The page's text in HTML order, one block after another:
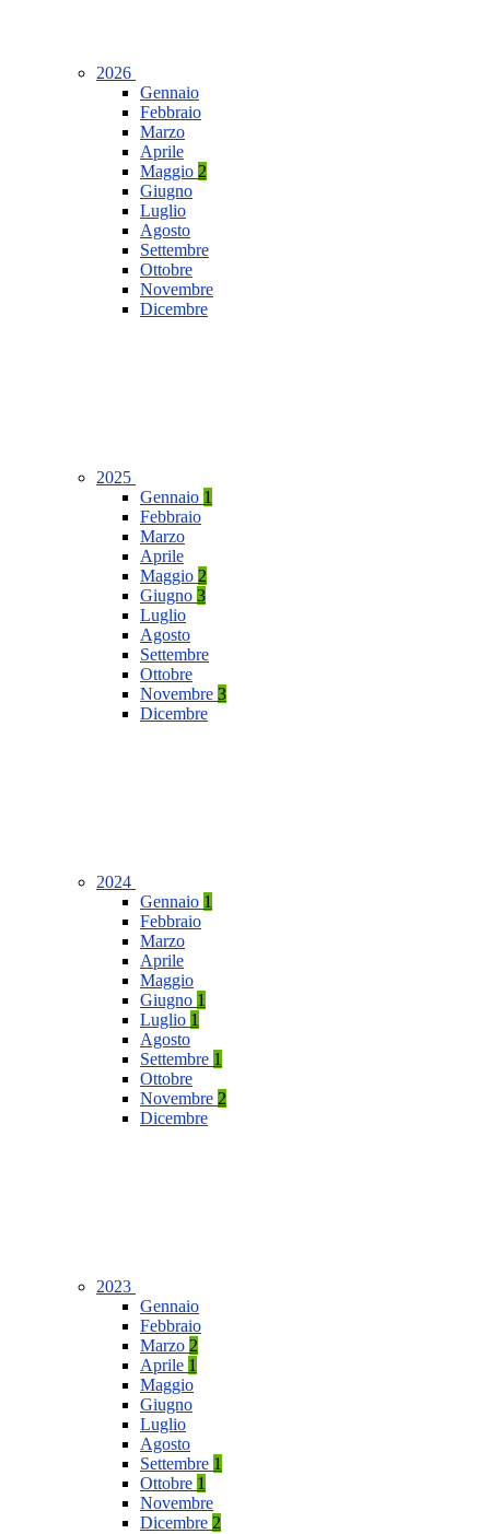
2026
Gennaio
Febbraio
Marzo
Aprile
Maggio 2
Giugno
Luglio
Agosto
Settembre
Ottobre
Novembre
Dicembre
2025
Gennaio 1
Febbraio
Marzo
Aprile
Maggio 2
Giugno 3
Luglio
Agosto
Settembre
Ottobre
Novembre 3
Dicembre
2024
Gennaio 1
Febbraio
Marzo
Aprile
Maggio
Giugno 1
Luglio 1
Agosto
Settembre 1
Ottobre
Novembre 2
Dicembre
2023
Gennaio
Febbraio
Marzo 2
Aprile 1
Maggio
Giugno
Luglio
Agosto
Settembre 1
Ottobre 1
Novembre
Dicembre 2